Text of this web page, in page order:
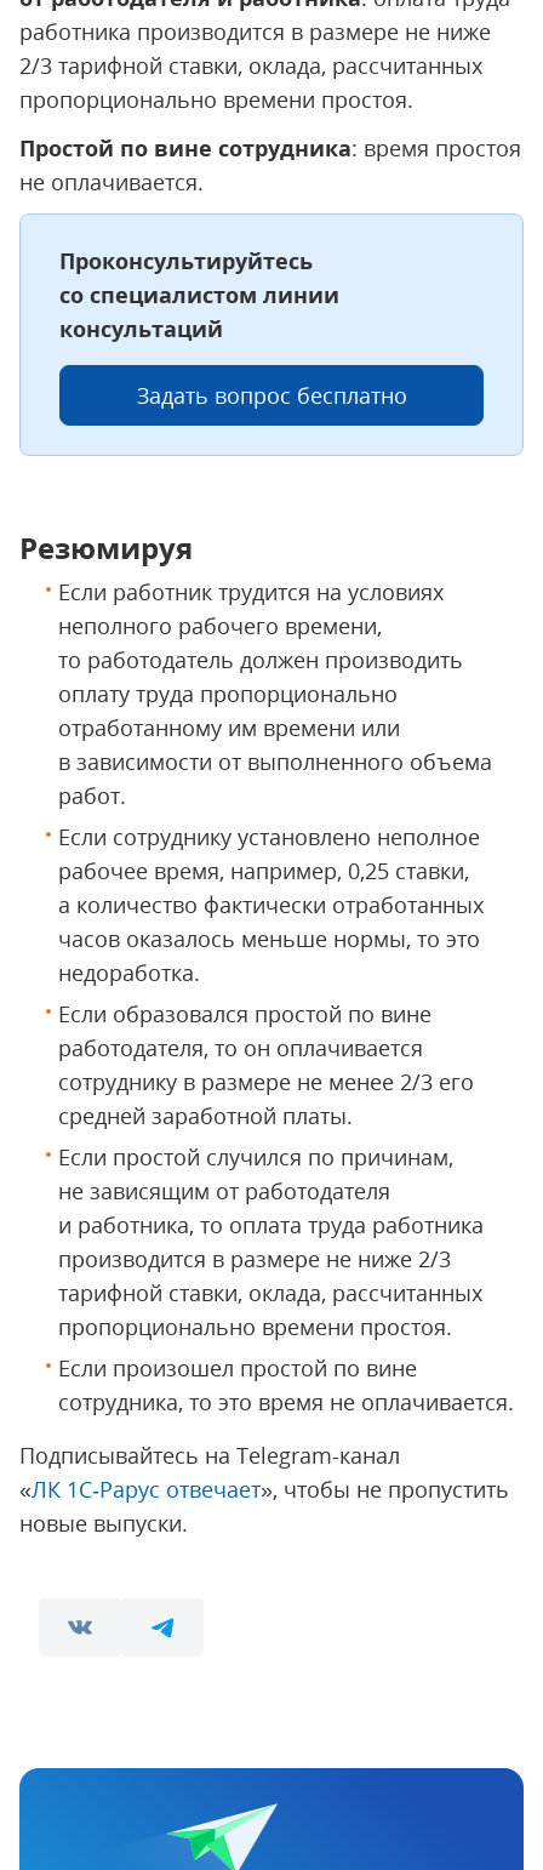
работника производится в размере не ниже
2/3 тарифной ставки, оклада, рассчитанных
пропорционально времени простоя.
Простой по вине сотрудника: время простоя
не оплачивается.
Проконсультируйтесь
со специалистом линии
консультаций
Задать вопрос бесплатно
Резюмируя
Если работник трудится на условиях
неполного рабочего времени,
то работодатель должен производить
оплату труда пропорционально
отработанному им времени или
в зависимости от выполненного объема
работ.
Если сотруднику установлено неполное
рабочее время, например, 0,25 ставки,
а количество фактически отработанных
часов оказалось меньше нормы, то это
недоработка.
Если образовался простой по вине
работодателя, то он оплачивается
сотруднику в размере не менее 2/3 его
средней заработной платы.
Если простой случился по причинам,
не зависящим от работодателя
и работника, то оплата труда работника
производится в размере не ниже 2/3
тарифной ставки, оклада, рассчитанных
пропорционально времени простоя.
Если произошел простой по вине
сотрудника, то это время не оплачивается.
Подписывайтесь на Telegram-канал
«ЛК 1С‑Рарус отвечает», чтобы не пропустить
новые выпуски.